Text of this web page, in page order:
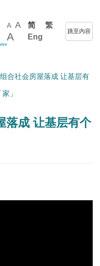
A A
A
简
繁
Eng
跳至內容
合社会房屋落成 让基层有
」
落成 让基层有个